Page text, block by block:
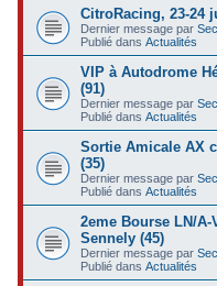
CitroRacing, 23-24
Dernier message par
Publié dansActualités
VIP à Autodrome
(91)
Dernier message par
Publié dansActualités
Sortie Amicale AX
(35)
Dernier message par
Publié dansActualités
2eme Bourse LN/
Sennely (45)
Dernier message par
Publié dansActualités